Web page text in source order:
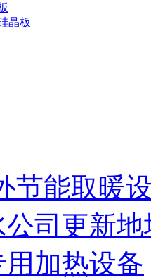
晶板
节能取暖
司更新地
加热设备